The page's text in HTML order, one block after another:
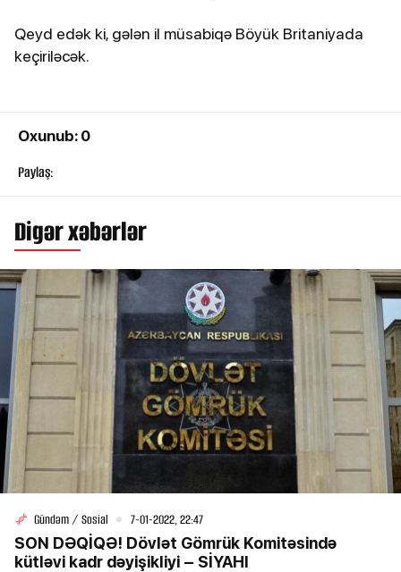
Qeyd edək ki, gələn il müsabiqə Böyük Britaniyada
keçiriləcək.
Oxunub: 0
Paylaş:
Digər xəbərlər
Gündəm / Sosial 7-01-2022, 22:47
SON DƏQİQƏ! Dövlət Gömrük Komitəsində
kütləvi kadr dəyişikliyi – SİYAHI